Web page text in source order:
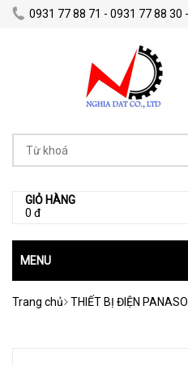
0931 77 88 71 - 0931 77 88 30
GIỎ HÀNG
0 đ
MENU
Trang chủ THIẾT BỊ ĐIỆN